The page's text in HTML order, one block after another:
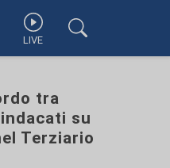
LIVE
tra
su
Terziario